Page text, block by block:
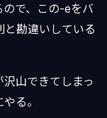
で、この-eをバ
と勘違いしている
山できてしまっ
る。